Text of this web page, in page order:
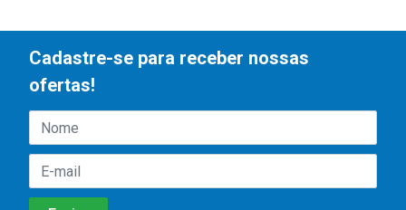
Cadastre-se para receber nossas
ofertas!